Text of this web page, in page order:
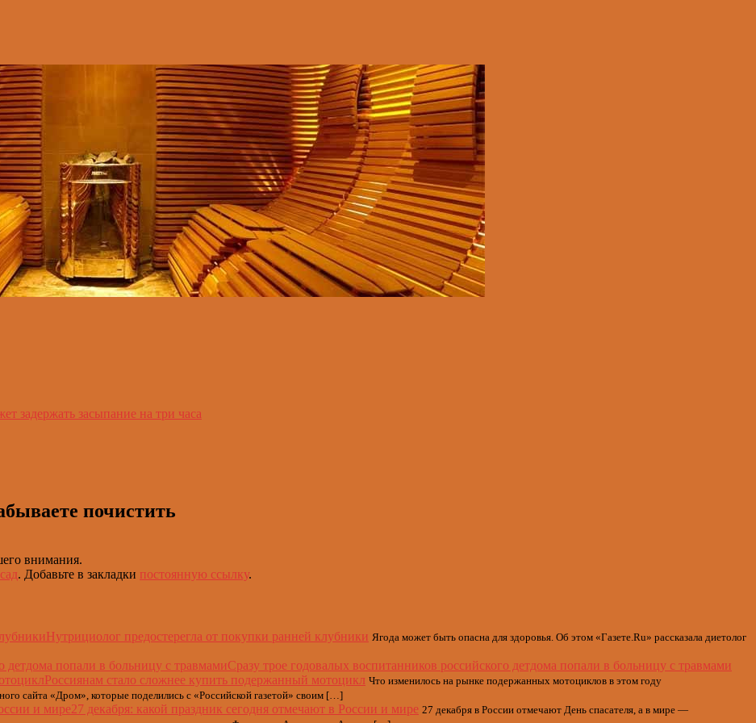
задержать засыпание на три часа
почистить
внимания.
. Добавьте в закладки постоянную ссылку.
Нутрициолог предостерегла от покупки ранней клубники Ягода может быть опасна для здоровья. Об этом «Газете.Ru» рассказала диетолог
Сразу трое годовалых воспитанников российского детдома попали в больницу с травмами
Россиянам стало сложнее купить подержанный мотоцикл Что изменилось на рынке подержанных мотоциклов в этом году
сайта «Дром», которые поделились с «Российской газетой» своим […]
27 декабря: какой праздник сегодня отмечают в России и мире 27 декабря в России отмечают День спасателя, а в мире —